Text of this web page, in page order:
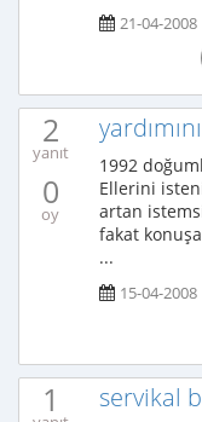
21-04-2008
2
yanıt
0
oy
1992
Ellerini
artan
fakat
...
15-04-2008
1 servikal